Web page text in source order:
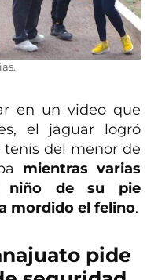
en un video que
el jaguar logró
tenis del menor de
mientras varias
niño de su pie
mordido el felino.
pide